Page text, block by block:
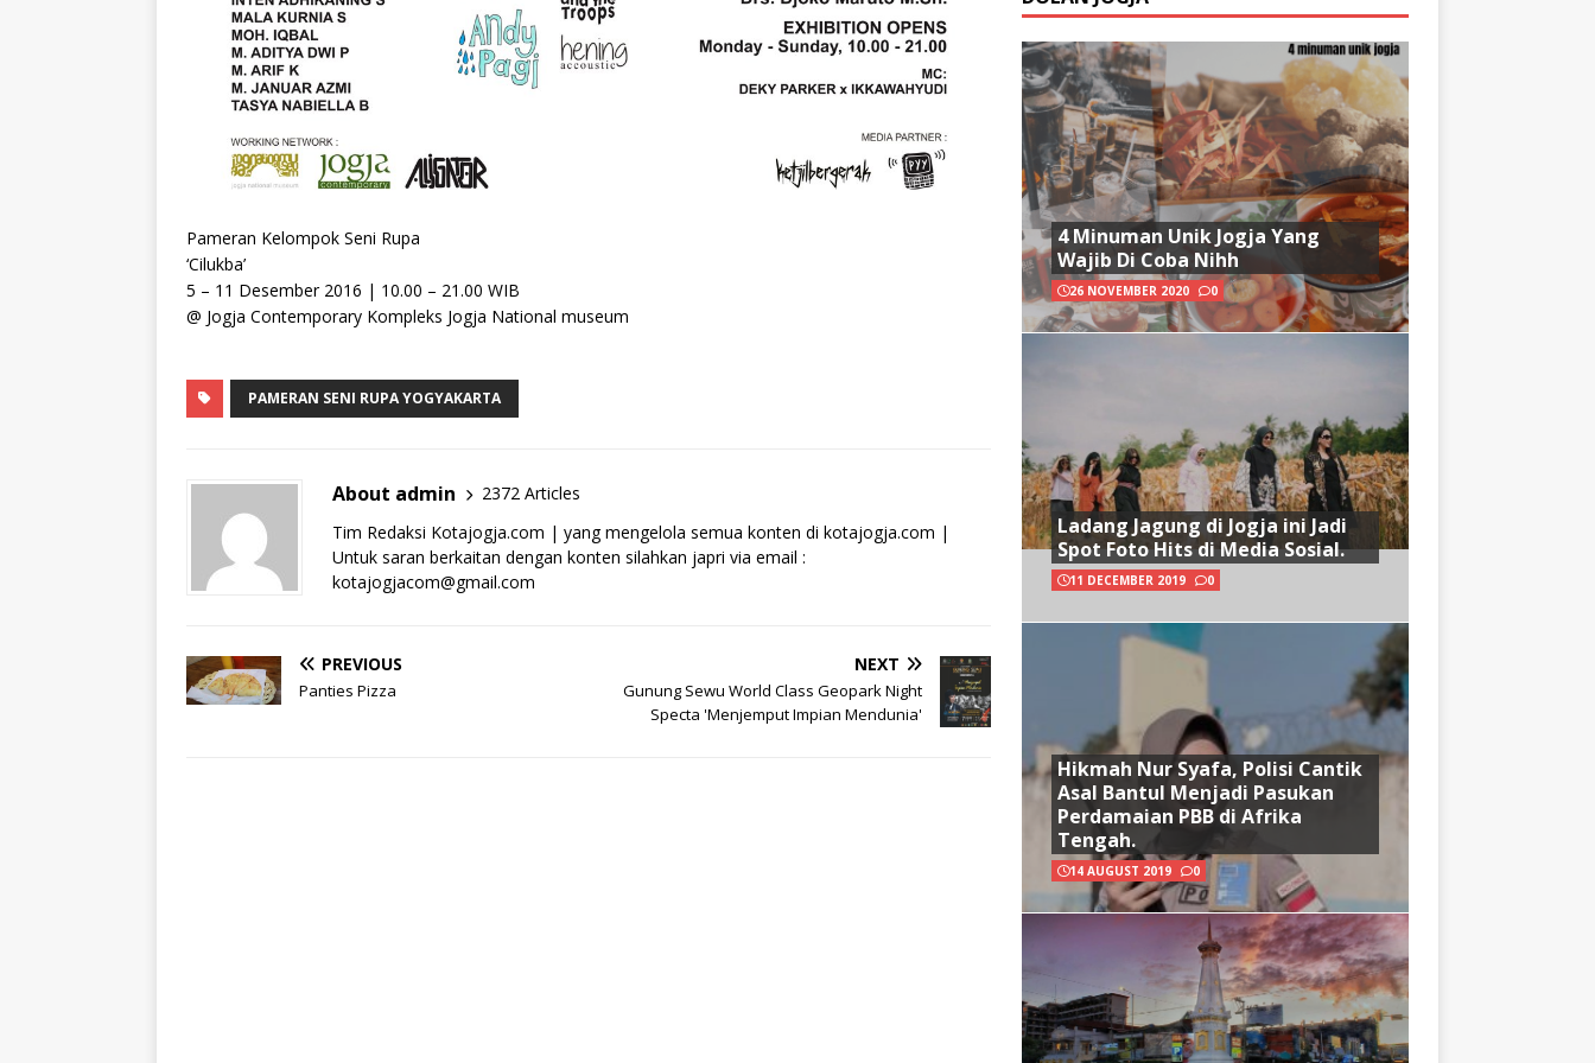
Pameran Kelompok Seni Rupa
‘Cilukba’
5 – 11 Desember 2016 | 10.00 – 21.00 WIB
@ Jogja Contemporary Kompleks Jogja National museum
PAMERAN SENI RUPA YOGYAKARTA
About admin
2372 Articles
Tim Redaksi Kotajogja.com | yang mengelola semua konten di kotajogja.com |
Untuk saran berkaitan dengan konten silahkan japri via email :
kotajogjacom@gmail.com
PREVIOUS
Panties Pizza
NEXT
Gunung Sewu World Class Geopark Night
Specta 'Menjemput Impian Mendunia'
4 Minuman Unik Jogja Yang
Wajib Di Coba Nihh
26 NOVEMBER 2020 0
Ladang Jagung di Jogja ini Jadi
Spot Foto Hits di Media Sosial.
11 DECEMBER 2019 0
Hikmah Nur Syafa, Polisi Cantik
Asal Bantul Menjadi Pasukan
Perdamaian PBB di Afrika
Tengah.
14 AUGUST 2019 0